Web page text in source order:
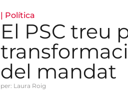
| Política
El PSC treu
del mandat
per: Laura Roig